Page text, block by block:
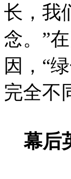
长，我
念。”
因，“
完全不
幕后